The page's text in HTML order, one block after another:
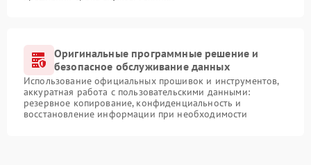
Оригинальные программные решение и
безопасное обслуживание данных
Использование официальных прошивок и инструментов,
аккуратная работа с пользовательскими данными:
резервное копирование, конфиденциальность и
восстановление информации при необходимости